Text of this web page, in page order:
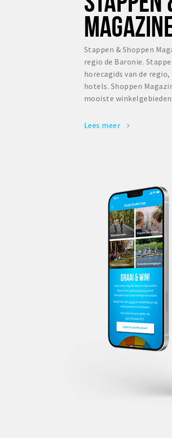
Stappen & Shoppen
regio de Baronie.
horecagids van de
hotels. Shoppen
mooiste
Lees meer